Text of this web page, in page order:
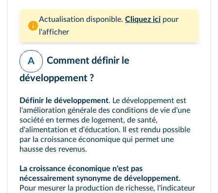
Actualisation disponible. Cliquez ici pour
l'afficher
A
Comment définir le
développement ?
Définir le développement. Le développement est
l'amélioration générale des conditions de vie d'une
société en termes de logement, de santé,
d'alimentation et d'éducation. Il est rendu possible
par la croissance économique qui permet une
hausse des revenus.
La croissance économique n'est pas
nécessairement synonyme de développement.
Pour mesurer la production de richesse, l'indicateur